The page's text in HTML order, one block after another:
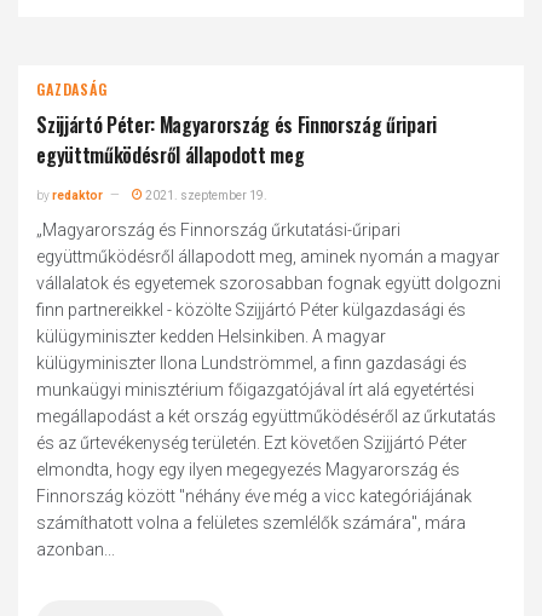
GAZDASÁG
Szijjártó Péter: Magyarország és Finnország űripari
együttműködésről állapodott meg
byredaktor 2021. szeptember 19.
„Magyarország és Finnország űrkutatási-űripari
együttműködésről állapodott meg, aminek nyomán a magyar
vállalatok és egyetemek szorosabban fognak együtt dolgozni
finn partnereikkel - közölte Szijjártó Péter külgazdasági és
külügyminiszter kedden Helsinkiben. A magyar
külügyminiszter Ilona Lundströmmel, a finn gazdasági és
munkaügyi minisztérium főigazgatójával írt alá egyetértési
megállapodást a két ország együttműködéséről az űrkutatás
és az űrtevékenység területén. Ezt követően Szijjártó Péter
elmondta, hogy egy ilyen megegyezés Magyarország és
Finnország között "néhány éve még a vicc kategóriájának
számíthatott volna a felületes szemlélők számára", mára
azonban...